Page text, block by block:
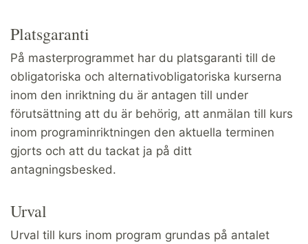
Platsgaranti
På masterprogrammet har du platsgaranti till de
obligatoriska och alternativobligatoriska kurserna
inom den inriktning du är antagen till under
förutsättning att du är behörig, att anmälan till kurs
inom programinriktningen den aktuella terminen
gjorts och att du tackat ja på ditt
antagningsbesked.
Urval
Urval till kurs inom program grundas på antalet